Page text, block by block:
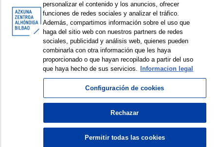
Erakusten diren elementuak: 1 a 1 de 1
© Azkuna Zentroa - Alhóndiga Bilbao
personalizar el contenido y los anuncios, ofrecer
funciones de redes sociales y analizar el tráfico.
Además, compartimos información sobre el uso que
haga del sitio web con nuestros partners de redes
sociales, publicidad y análisis web, quienes pueden
combinarla con otra información que les haya
proporcionado o que hayan recopilado a partir del uso
que haya hecho de sus servicios.
Informacion legal
Configuración de cookies
Rechazar
Permitir todas las cookies